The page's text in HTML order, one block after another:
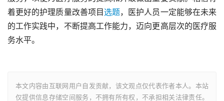
着更好的护理质量改善项目选题，医护人员一定能够在未来
的工作实践中，不断提高工作能力，迈向更高层次的医疗服
务水平。
本文内容由互联网用户自发贡献，该文观点仅代表作者本人。本站
仅提供信息存储空间服务，不拥有所有权，不承担相关法律责任。